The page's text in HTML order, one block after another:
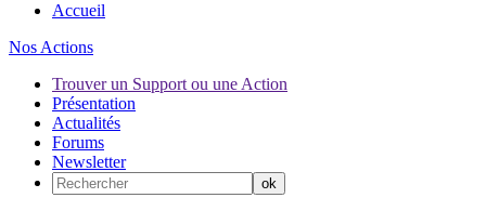
Accueil
Nos Actions
Trouver un Support ou une Action
Présentation
Actualités
Forums
Newsletter